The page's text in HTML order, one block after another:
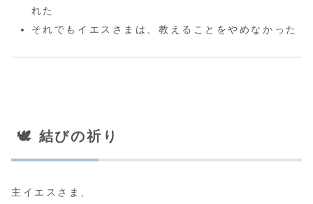
れた
それでもイエスさまは、教えることをやめなかった
🕊️ 結びの祈り
主イエスさま、